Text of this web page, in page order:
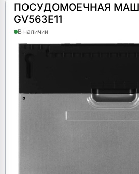
ПОСУДОМОЕЧНАЯ
GV563E11
В наличии